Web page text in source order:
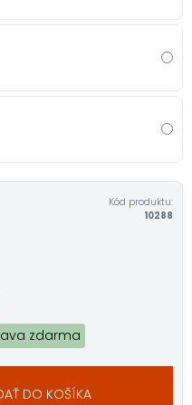
Kód produktu:
10288
zdarma
DO KOŠÍKA